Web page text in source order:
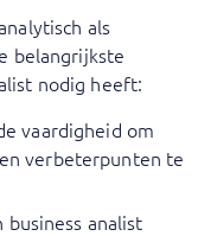
als
belangrijkste
nodig heeft:
vaardigheid om
verbeterpunten te
business analist